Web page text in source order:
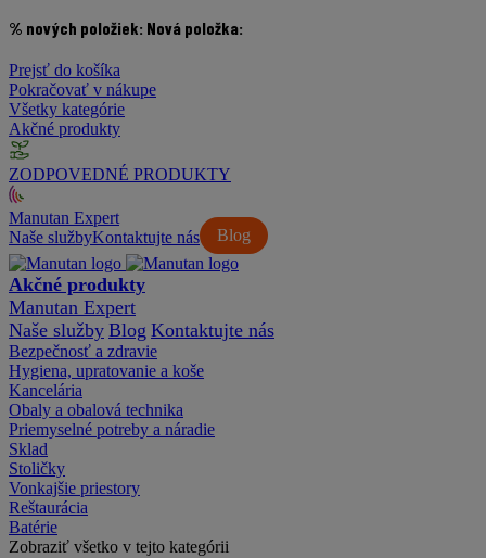
% nových položiek: Nová položka:
Prejsť do košíka
Pokračovať v nákupe
Všetky kategórie
Akčné produkty
ZODPOVEDNÉ PRODUKTY
Manutan Expert
Naše služby
Blog
Kontaktujte nás
Akčné produkty
Manutan Expert
Naše služby Blog Kontaktujte nás
Bezpečnosť a zdravie
Hygiena, upratovanie a koše
Kancelária
Obaly a obalová technika
Priemyselné potreby a náradie
Sklad
Stoličky
Vonkajšie priestory
Reštaurácia
Batérie
Zobraziť všetko v tejto kategórii